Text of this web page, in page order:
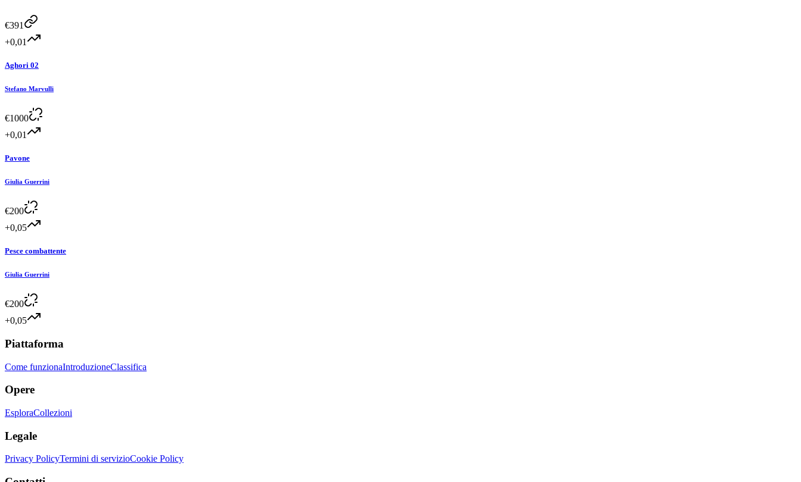
€391
+0,01
Aghori 02
Stefano Marvulli
€1000
+0,01
Pavone
Giulia Guerrini
€200
+0,05
Pesce combattente
Giulia Guerrini
€200
+0,05
Piattaforma
Come funzionaIntroduzioneClassifica
Opere
EsploraCollezioni
Legale
Privacy PolicyTermini di servizioCookie Policy